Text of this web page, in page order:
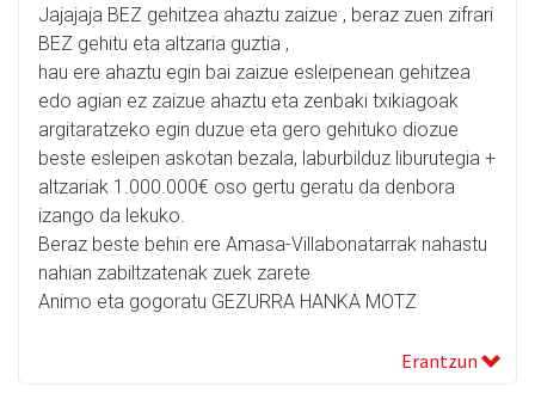
Jajajaja BEZ gehitzea ahaztu zaizue , beraz zuen zifrari
BEZ gehitu eta altzaria guztia ,
hau ere ahaztu egin bai zaizue esleipenean gehitzea
edo agian ez zaizue ahaztu eta zenbaki txikiagoak
argitaratzeko egin duzue eta gero gehituko diozue
beste esleipen askotan bezala, laburbilduz liburutegia +
altzariak 1.000.000€ oso gertu geratu da denbora
izango da lekuko.
Beraz beste behin ere Amasa-Villabonatarrak nahastu
nahian zabiltzatenak zuek zarete
Animo eta gogoratu GEZURRA HANKA MOTZ
Erantzun